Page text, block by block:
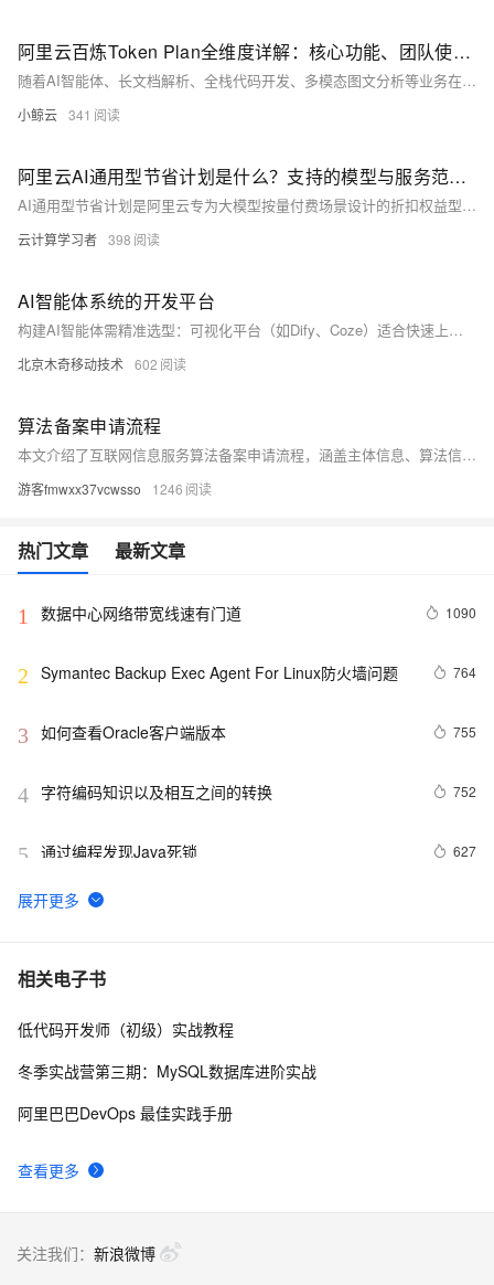
阿里云百炼Token Plan全维度详解：核心功能、团队使用优势与AI生产力模型订阅实操指南
随着AI智能体、长文档解析、全栈代码开发、多模态图文分析等业务在企业内部常态化落地，绝大多数团队在大模型调用过程中暴露出一系列成本与管理痛点：按量付费模式账单波动剧烈，业务高峰期调用量激增导致月度预算严重超支；多员工共用模型资源时无法实现额度隔离，单人超额消耗会挤占整个团队算力；不同型号大模型单价差异大，切换模型后计费规则不统一，财务核算流程繁琐；算力高峰时段按量调用容易出现排队延迟、接口限流，影响业务系统稳定运行；团队缺乏统一的用量监控、权限分级、预算预警能力，AI资源使用处于无管控状态。
小鲸云 341
阿里云AI通用型节省计划是什么？支持的模型与服务范围、主要优势介绍
AI通用型节省计划是阿里云专为大模型按量付费场景设计的折扣权益型预付产品，覆盖百炼/PAI平台150+款主流模型，包括通义千问全系列、DeepSeek、Kimi等。最高可享低至4.5折优惠，一份计划通用所有支持的文本生成类推理任务，无需为各模型单独采购，大幅简化成本管理。入门型档位低至20元/月仅需10元，新人可低门槛体验。搭配阿里云AI加速季满减券、按量达标券、云产品通用折扣券等多重优惠叠加，实际成本可进一步压低。该计划专为用量波动但总体稳定的AI推理场景（如智能客服、内容生成、代码辅助）打造，是当前阿里云生态中性价比最优的大模型消费方案之一。
云计算学习者 398
AI智能体系统的开发平台
构建AI智能体需精准选型：可视化平台（如Dify、Coze）适合快速上线与知识库应用；自动化平台（如n8n）擅IT系统集成；代码框架（LangGraph、CrewAI等）则满足高定制、低延迟需求。按团队能力与项目阶段分层决策，兼顾效率与可控性。（239字）
北京木奇移动技术 602
算法备案申请流程
本文介绍了互联网信息服务算法备案申请流程，涵盖主体信息、算法信息及产品或服务信息的填报步骤。访问备案系统官网（https://beian.cac.gov.cn）登录填报，适用于深度合成服务提供者和技术支持者。流程包括填写主体信息、算法基础与详细属性、关联产品功能或填写技术服务方式，最后确认信息并提交备案申请。
游客fmwxx37vcwsso 1246
热门文章 最新文章
1 数据中心网络带宽线速有门道 1090
2 Symantec Backup Exec Agent For Linux防火墙问题 764
3 如何查看Oracle客户端版本 755
4 字符编码知识以及相互之间的转换 752
5 通过编程发现Java死锁 627
6
阿里云百炼 API 调用教程：准备 API-Key、配置环境变
7 阿里云百炼平台详解：官网入口链接、免费AI大模型领
8 0 代码也能一键上线应用！阿里云 Meoo 秒悟，一句话
整代码）
主要模型与能力介绍
相关电子书
查看更多
低代码开发师（初级）实战教程
冬季实战营第三期：MySQL数据库进阶实战
阿里巴巴DevOps 最佳实践手册
关注我们： 新浪微博